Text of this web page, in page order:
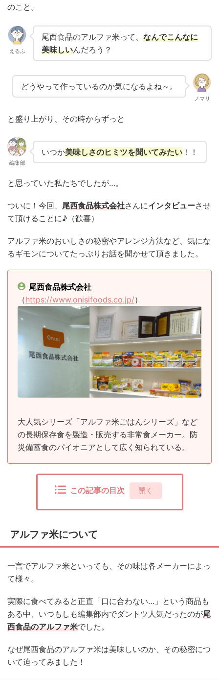
のこと。
えるふ
尾西食品のアルファ米って、 なんでこんなに
美味しいんだろう？
どうやって作っているのか気になるよね～。
ノマリ
と盛り上がり、その時からずっと
編集部
いつか美味しさのヒミツを聞いてみたい ！！
と思っていた私たちでしたが…。
ついに！今回、 尾西食品株式会社さんにインタビューさせ
て頂けることに♪（歓喜）
アルファ米のおいしさの秘密やアレンジ方法など、気にな
るギモンについてたっぷりお話を聞かせて頂きました。
尾西食品株式会社
（https://www.onisifoods.co.jp/）
大人気シリーズ「アルファ米ごはんシリーズ」など
の長期保存食を製造・販売する非常食メーカー。防
災備蓄食のパイオニアとして広く知られている。
この記事の目次 開く
アルファ米について
一言でアルファ米といっても、その味は各メーカーによっ
て様々。
実際に食べてみると正直「口に合わない…」という商品も
ある中、いつもしも編集部内でダントツ人気だったのが尾
西食品のアルファ米でした。
なぜ尾西食品のアルファ米は美味しいのか、その秘密につ
いて迫ってみました！